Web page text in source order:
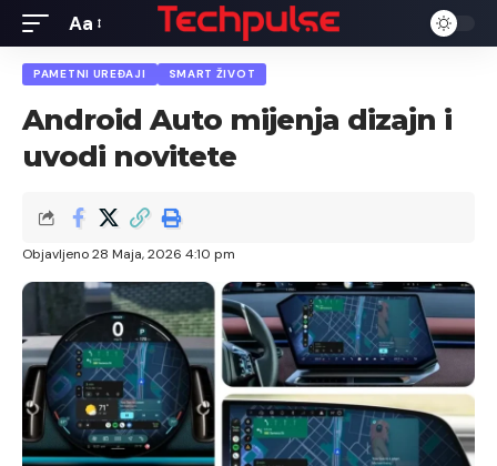
Font
Resizer
Aa
PAMETNI UREĐAJI SMART ŽIVOT
Android Auto mijenja dizajn i
uvodi novitete
Objavljeno 28 Maja, 2026 4:10 pm